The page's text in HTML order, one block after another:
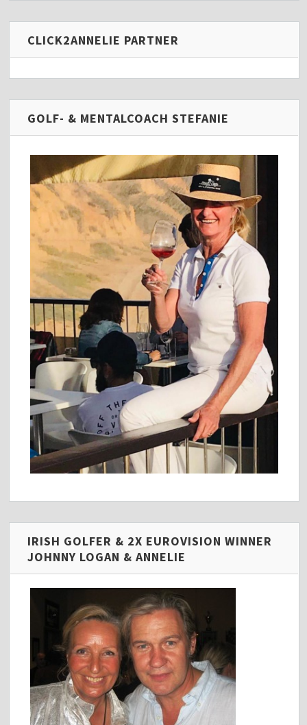
CLICK2ANNELIE PARTNER
GOLF- & MENTALCOACH STEFANIE
IRISH GOLFER & 2X EUROVISION WINNER
JOHNNY LOGAN & ANNELIE